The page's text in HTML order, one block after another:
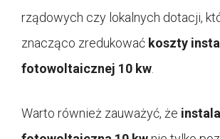
rządowych czy lokalnych dotacji,
znacząco zredukować koszty
fotowoltaicznej 10 kw
Warto również zauważyć, że